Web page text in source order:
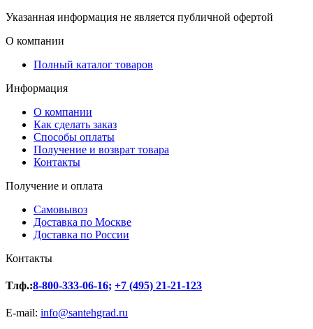
Указанная информация не является публичной офертой
О компании
Полный каталог товаров
Информация
О компании
Как сделать заказ
Способы оплаты
Получение и возврат товара
Контакты
Получение и оплата
Самовывоз
Доставка по Москве
Доставка по России
Контакты
Тлф.:8-800-333-06-16; +7 (495) 21-21-123
E-mail: info@santehgrad.ru